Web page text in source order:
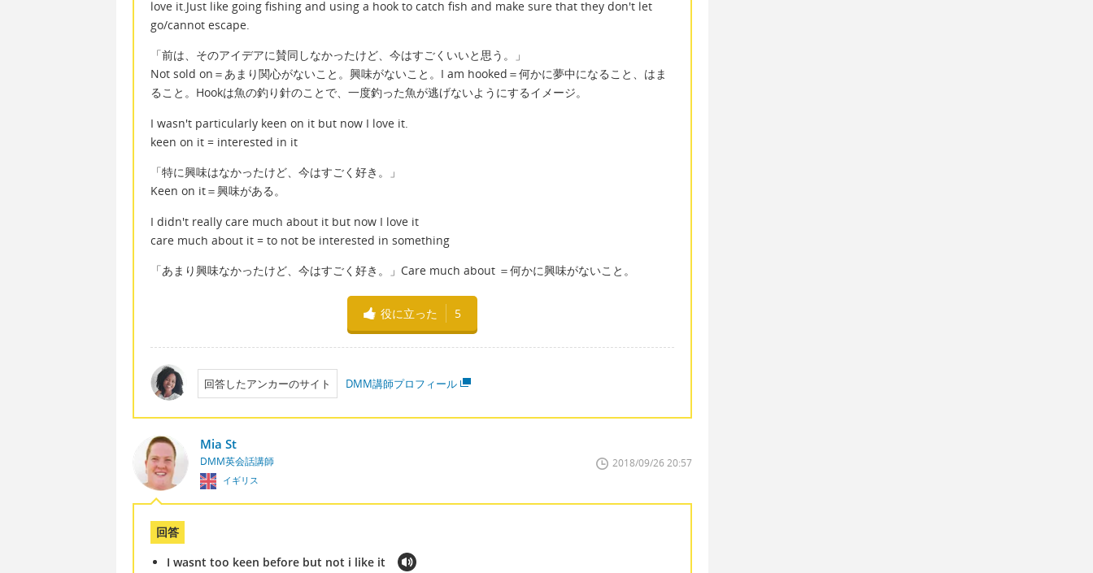
love it.Just like going fishing and using a hook to catch fish and make sure that they don't let
go/cannot escape.
「前は、そのアイデアに賛同しなかったけど、今はすごくいいと思う。」
Not sold on＝あまり関心がないこと。興味がないこと。I am hooked＝何かに夢中になること、はま
ること。Hookは魚の釣り針のことで、一度釣った魚が逃げないようにするイメージ。
I wasn't particularly keen on it but now I love it.
keen on it = interested in it
「特に興味はなかったけど、今はすごく好き。」
Keen on it＝興味がある。
I didn't really care much about it but now I love it
care much about it = to not be interested in something
「あまり興味なかったけど、今はすごく好き。」Care much about ＝何かに興味がないこと。
役に立った 5
回答したアンカーのサイト DMM講師プロフィール
Mia St
DMM英会話講師
イギリス
2018/09/26 20:57
回答
I wasnt too keen before but not i like it